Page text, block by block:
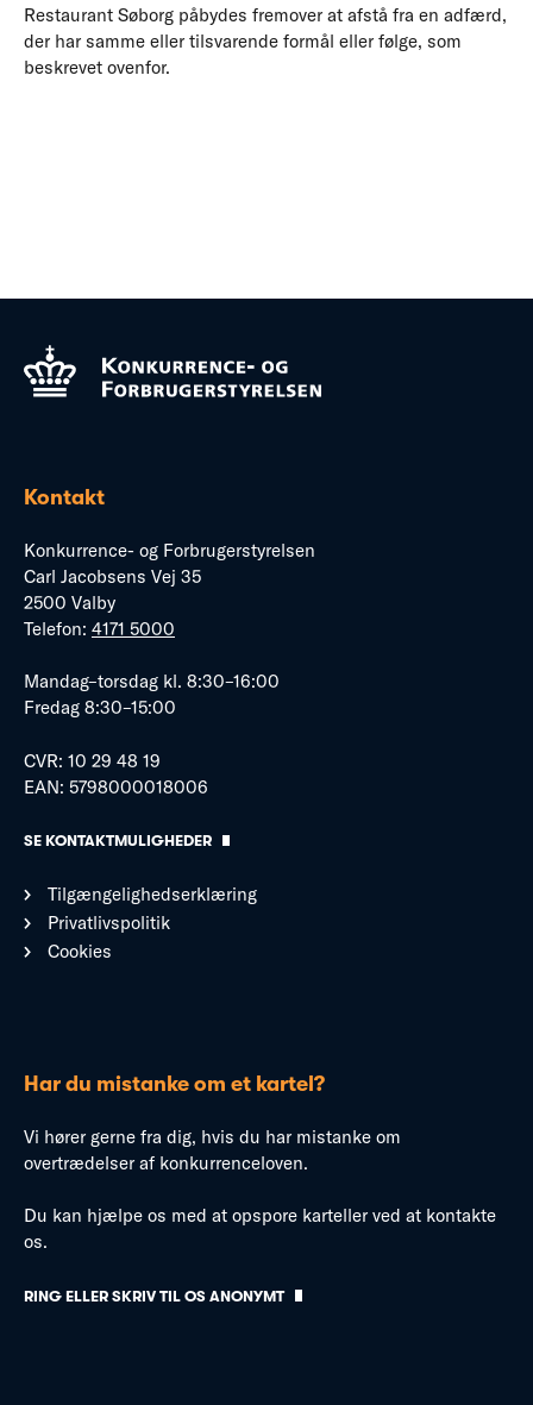
Restaurant Søborg påbydes fremover at afstå fra en adfærd,
der har samme eller tilsvarende formål eller følge, som
beskrevet ovenfor.
Kontakt
Konkurrence- og Forbrugerstyrelsen
Carl Jacobsens Vej 35
2500 Valby
Telefon: 4171 5000
Mandag–torsdag kl. 8:30–16:00
Fredag 8:30–15:00
CVR: 10 29 48 19
EAN: 5798000018006
SE KONTAKTMULIGHEDER
Tilgængelighedserklæring
Privatlivspolitik
Cookies
Har du mistanke om et kartel?
Vi hører gerne fra dig, hvis du har mistanke om
overtrædelser af konkurrenceloven.
Du kan hjælpe os med at opspore karteller ved at kontakte
os.
RING ELLER SKRIV TIL OS ANONYMT